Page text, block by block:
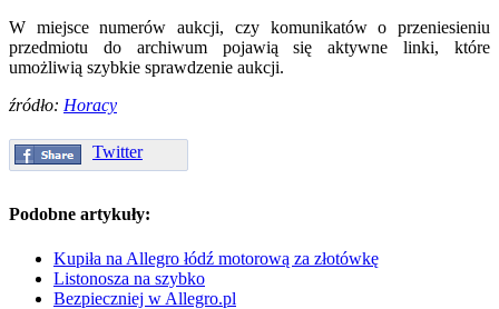
W miejsce numerów aukcji, czy komunikatów o przeniesieniu
przedmiotu do archiwum pojawią się aktywne linki, które
umożliwią szybkie sprawdzenie aukcji.
źródło: Horacy
Twitter
Podobne artykuły:
Kupiła na Allegro łódź motorową za złotówkę
Listonosza na szybko
Bezpieczniej w Allegro.pl